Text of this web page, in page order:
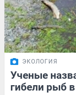
ЭКОЛОГИЯ
Ученые
гибели рыб